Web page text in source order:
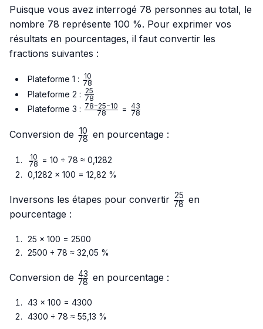
Puisque vous avez interrogé 78 personnes au total, le
nombre 78 représente 100 %. Pour exprimer vos
résultats en pourcentages, il faut convertir les
fractions suivantes :
Plateforme 1 : \frac{10}
{78}
78
10
Plateforme 2 : \frac{25}
{78}
78
25
Plateforme 3 : \frac{78
10}{78}
78
78−25−10 = \frac{43}
78
43
Conversion de \frac{10}
78
10 en pourcentage :
\frac{10}
{78}
78
10
= 10 ÷ 78 ≈ 0,1282
0,1282 × 100 = 12,82 %
Inversons les étapes pour convertir \frac{25}
78
25 en
pourcentage :
25 × 100 = 2500
2500 ÷ 78 ≈ 32,05 %
Conversion de \frac{43}
78
43 en pourcentage :
43 × 100 = 4300
4300 ÷ 78 ≈ 55,13 %